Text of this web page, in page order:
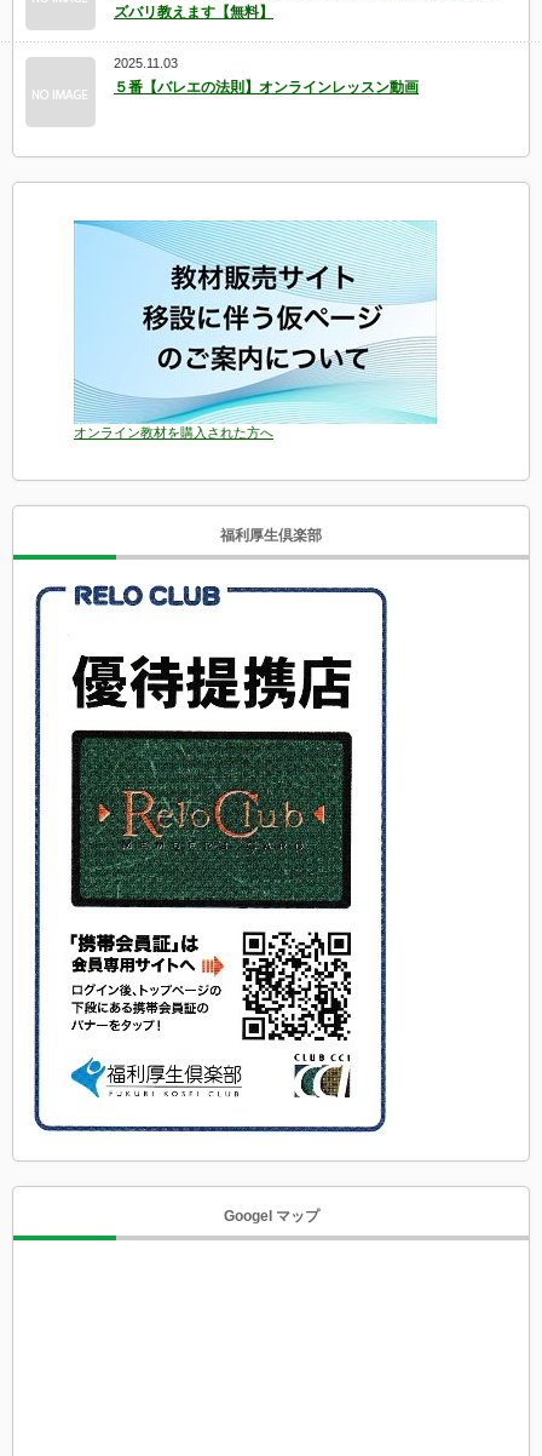
ズバリ教えます【無料】
2025.11.03
５番【バレエの法則】オンラインレッスン動画
オンライン教材を購入された方へ
福利厚生倶楽部
Googel マップ